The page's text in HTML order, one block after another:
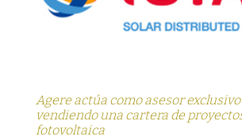
Agere actúa como asesor
vendiendo una cartera de
fotovoltaica